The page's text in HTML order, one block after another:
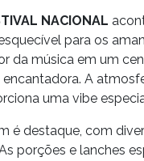
NACIONAL
para os
da música em um
A
uma vibe
é destaque, com
porções e lanches